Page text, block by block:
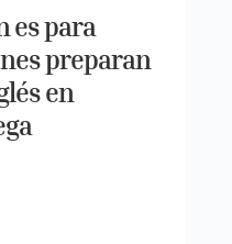
es para
preparan
en